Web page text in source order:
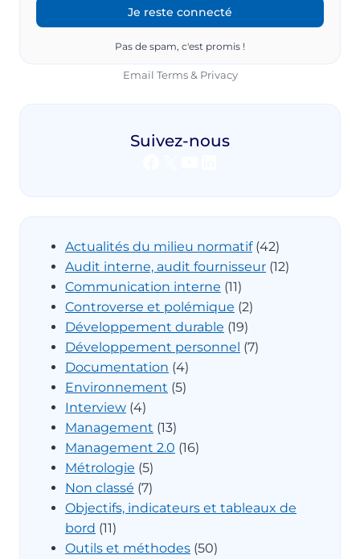
Pas de spam, c'est promis !
Email Terms& Privacy
Suivez-nous
Actualités du milieu normatif(42)
Audit interne, audit fournisseur (12)
Communication interne (11)
Controverse et polémique (2)
Développement durable (19)
Développement personnel (7)
Documentation (4)
Environnement (5)
Interview (4)
Management (13)
Management 2.0 (16)
Métrologie (5)
Non classé (7)
Objectifs, indicateurs et tableaux de
bord (11)
Outils et méthodes (50)